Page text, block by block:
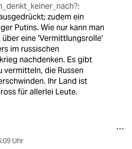
zudem ein
Putins. Wie nur kann man
über eine 'Vermittlungsrolle'
im russischen
nachdenken. Es gibt
vermitteln, die Russen
Ihr Land ist
für allerlei Leute.
Uhr